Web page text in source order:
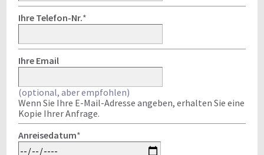
Ihre Telefon-Nr.*
Ihre Email
(optional, aber empfohlen)
Wenn Sie Ihre E-Mail-Adresse angeben, erhalten Sie eine
Kopie Ihrer Anfrage.
Anreisedatum*